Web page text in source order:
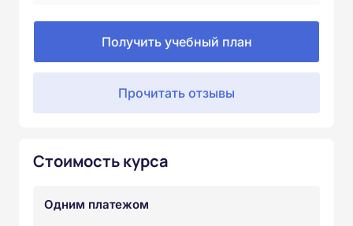
Получить учебный план
Прочитать отзывы
Стоимость курса
Одним платежом